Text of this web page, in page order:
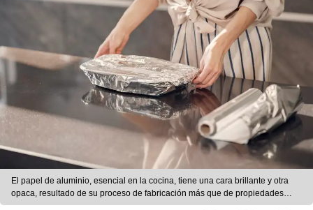
El papel de aluminio, esencial en la cocina, tiene una cara brillante y otra
opaca, resultado de su proceso de fabricación más que de propiedades
funcionales. | Foto: Magnific